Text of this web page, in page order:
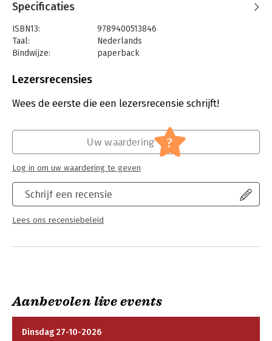
Specificaties
ISBN13:
9789400513846
Taal:
Nederlands
Bindwijze:
paperback
Uitgever:
Verschijningsdatum:
20-7-2021
Lezersrecensies
Wees de eerste die een lezersrecensie schrijft!
Schrijf een recensie
Lees ons recensiebeleid
Uw waardering ?
Log in om uw waardering te geven
Aanbevolen live events
Dinsdag 27-10-2026